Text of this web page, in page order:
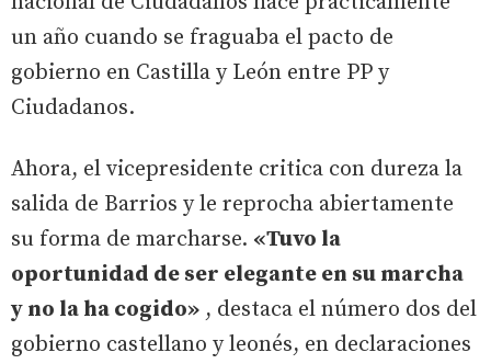
un año cuando se fraguaba el pacto de
gobierno en Castilla y León entre PP y
Ciudadanos.
Ahora, el vicepresidente critica con dureza la
salida de Barrios y le reprocha abiertamente
su forma de marcharse. «Tuvo la
oportunidad de ser elegante en su marcha
y no la ha cogido» , destaca el número dos del
gobierno castellano y leonés, en declaraciones